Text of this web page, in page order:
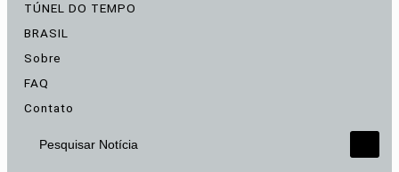
TÚNEL DO TEMPO
BRASIL
Sobre
FAQ
Contato
Pesquisar Notícia